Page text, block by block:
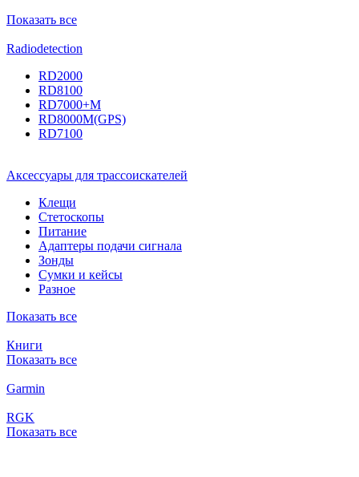
Показать все
Radiodetection
RD2000
RD8100
RD7000+M
RD8000M(GPS)
RD7100
Аксессуары для трассоискателей
Клещи
Стетоскопы
Питание
Адаптеры подачи сигнала
Зонды
Сумки и кейсы
Разное
Показать все
Книги
Показать все
Garmin
RGK
Показать все